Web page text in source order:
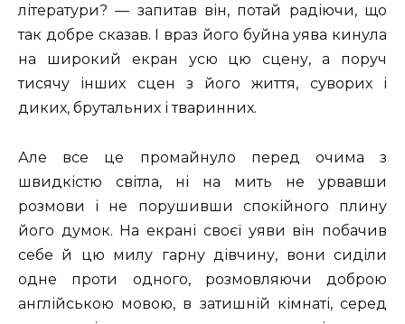
літератури? — запитав він, потай радіючи, що
так добре сказав. І враз його буйна уява кинула
на широкий екран усю цю сцену, а поруч
тисячу інших сцен з його життя, суворих і
диких, брутальних і тваринних.
Але все це промайнуло перед очима з
швидкістю світла, ні на мить не урвавши
розмови і не порушивши спокійного плину
його думок. На екрані своєї уяви він побачив
себе й цю милу гарну дівчину, вони сиділи
одне проти одного, розмовляючи доброю
англійською мовою, в затишній кімнаті, серед